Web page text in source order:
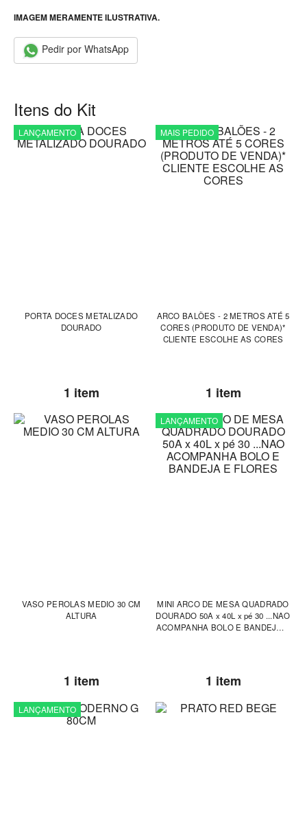
IMAGEM MERAMENTE ILUSTRATIVA.
Pedir por WhatsApp
Itens do Kit
LANÇAMENTO
PORTA DOCES METALIZADO
DOURADO
1 item
MAIS PEDIDO
ARCO BALÕES - 2 METROS ATÉ 5
CORES (PRODUTO DE VENDA)*
CLIENTE ESCOLHE AS CORES
1 item
VASO PEROLAS MEDIO 30 CM
ALTURA
1 item
LANÇAMENTO
MINI ARCO DE MESA QUADRADO
DOURADO 50A x 40L x pé 30 ...NAO
ACOMPANHA BOLO E BANDEJA E
1 item
LANÇAMENTO